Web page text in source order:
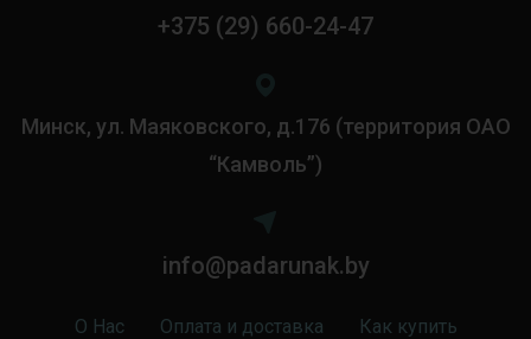
+375 (29) 660-24-47
Минск, ул. Маяковского, д.176 (территория ОАО
“Камволь”)
info@padarunak.by
О Нас Оплата и доставка Как купить